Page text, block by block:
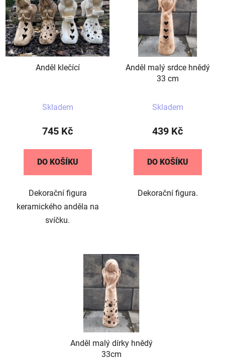
Anděl klečící
Skladem
745 Kč
DO KOŠÍKU
Dekorační figura
keramického anděla na
svíčku.
Anděl malý srdce hnědý
33 cm
Skladem
439 Kč
DO KOŠÍKU
Dekorační figura.
Anděl malý dírky hnědý
33cm